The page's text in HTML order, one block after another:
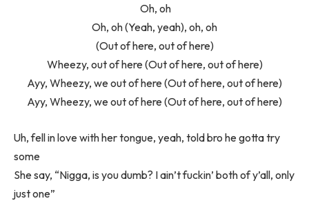
Oh, oh
Oh, oh (Yeah, yeah), oh, oh
(Out of here, out of here)
Wheezy, out of here (Out of here, out of here)
Ayy, Wheezy, we out of here (Out of here, out of here)
Ayy, Wheezy, we out of here (Out of here, out of here)
Uh, fell in love with her tongue, yeah, told bro he gotta try
some
She say, “Nigga, is you dumb? I ain’t fuckin’ both of y’all, only
just one”